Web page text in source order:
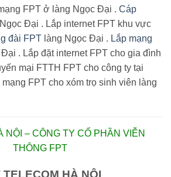
FPT ở làng Ngọc Đại . Cáp
Đại . Lắp internet FPT khu vực
đài FPT làng Ngọc Đại . Lắp mạng
. Lắp đặt internet FPT cho gia đình
mại FTTH FPT cho công ty tại
FPT cho xóm trọ sinh viên làng
NỘI – CÔNG TY CỔ PHẦN VIỄN
THÔNG FPT
TELECOM HÀ NỘI